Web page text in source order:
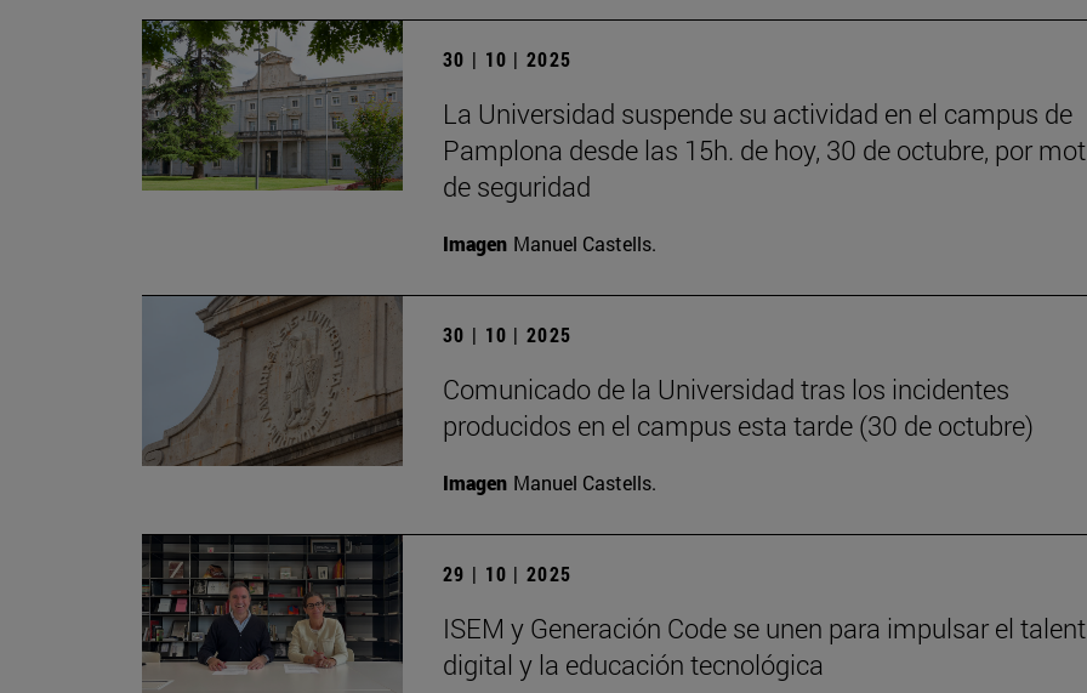
30 | 10 | 2025
La Universidad suspende su actividad en el campus de
Pamplona desde las 15h. de hoy, 30 de octubre, por
de seguridad
Imagen Manuel Castells.
30 | 10 | 2025
Comunicado de la Universidad tras los incidentes
producidos en el campus esta tarde (30 de octubre)
Imagen Manuel Castells.
29 | 10 | 2025
ISEM y Generación Code se unen para impulsar el
digital y la educación tecnológica